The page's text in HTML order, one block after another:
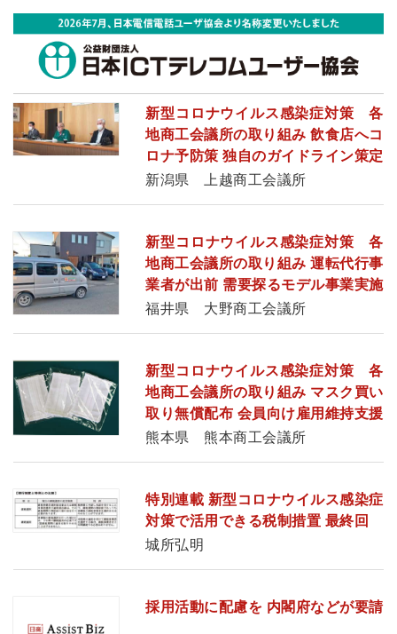
新型コロナウイルス感染症対策 各
地商工会議所の取り組み 飲食店へコ
ロナ予防策 独自のガイドライン策定
新潟県 上越商工会議所
新型コロナウイルス感染症対策 各
地商工会議所の取り組み 運転代行事
業者が出前 需要探るモデル事業実施
福井県 大野商工会議所
新型コロナウイルス感染症対策 各
地商工会議所の取り組み マスク買い
取り無償配布 会員向け雇用維持支援
熊本県 熊本商工会議所
特別連載 新型コロナウイルス感染症
対策で活用できる税制措置 最終回
城所弘明
採用活動に配慮を 内閣府などが要請